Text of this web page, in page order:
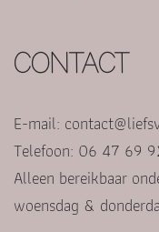
CONTACT
E-mail:
Telefoon: 06 47 69
Alleen bereikbaar
woensdag &